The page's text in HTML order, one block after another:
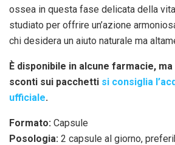
ossea in questa fase delicata della
studiato per offrire un’azione
chi desidera un aiuto naturale ma
È disponibile in alcune farmacie,
sconti sui pacchetti si consiglia
ufficiale.
Formato: Capsule
Posologia: 2 capsule al giorno,